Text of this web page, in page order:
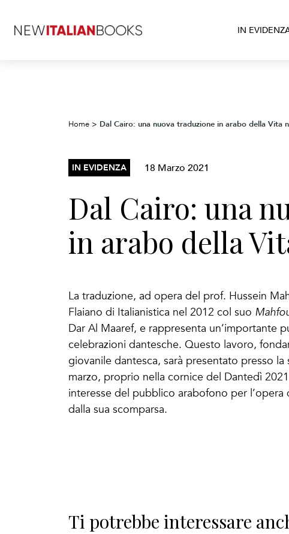
IN
Home > Dal Cairo: una nuova traduzione in arabo della Vita
IN EVIDENZA 18 Marzo 2021
Dal Cairo: una
in arabo della
La traduzione, ad opera del prof. Hussein
Flaiano di Italianistica nel 2012 col suo
Dar Al Maaref, e rappresenta un’importante
celebrazioni dantesche. Questo lavoro,
giovanile dantesca, sarà presentato presso
marzo, proprio nella cornice del Dantedì
interesse del pubblico arabofono per
dalla sua scomparsa.
Ti potrebbe interessare